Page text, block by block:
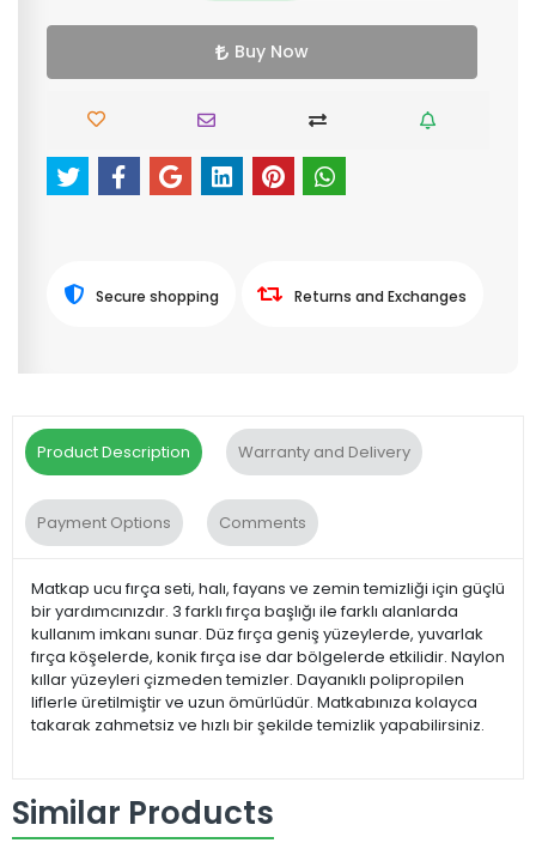
Buy Now
Secure shopping Returns and Exchanges
Product Description Warranty and Delivery
Payment Options Comments
Matkap ucu fırça seti, halı, fayans ve zemin temizliği için güçlü
bir yardımcınızdır. 3 farklı fırça başlığı ile farklı alanlarda
kullanım imkanı sunar. Düz fırça geniş yüzeylerde, yuvarlak
fırça köşelerde, konik fırça ise dar bölgelerde etkilidir. Naylon
kıllar yüzeyleri çizmeden temizler. Dayanıklı polipropilen
liflerle üretilmiştir ve uzun ömürlüdür. Matkabınıza kolayca
takarak zahmetsiz ve hızlı bir şekilde temizlik yapabilirsiniz.
Similar Products